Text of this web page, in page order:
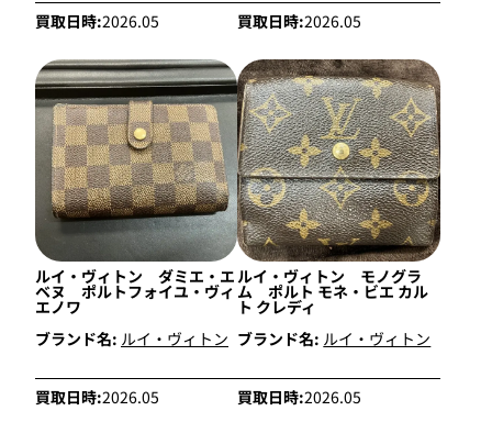
買取日時:2026.05 買取日時:2026.05
ルイ・ヴィトン ダミエ・エ
ベヌ ポルトフォイユ・ヴィ
エノワ
ブランド名: ルイ・ヴィトン
買取日時:2026.05
ルイ・ヴィトン モノグラ
ム ポルト モネ・ビエ カル
ト クレディ
ブランド名: ルイ・ヴィトン
買取日時:2026.05